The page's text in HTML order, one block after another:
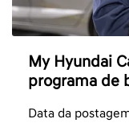
My Hyundai
programa de
Data da